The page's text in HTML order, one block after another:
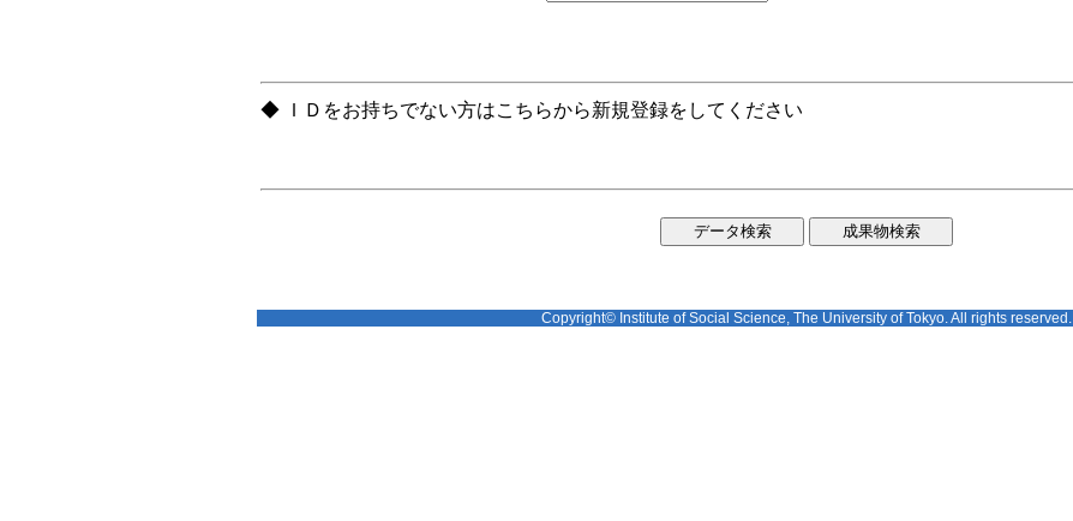
◆ ＩＤをお持ちでない方はこちらから新規登録をしてください
Copyright© Institute of Social Science, The University of Tokyo. All rights reserved.